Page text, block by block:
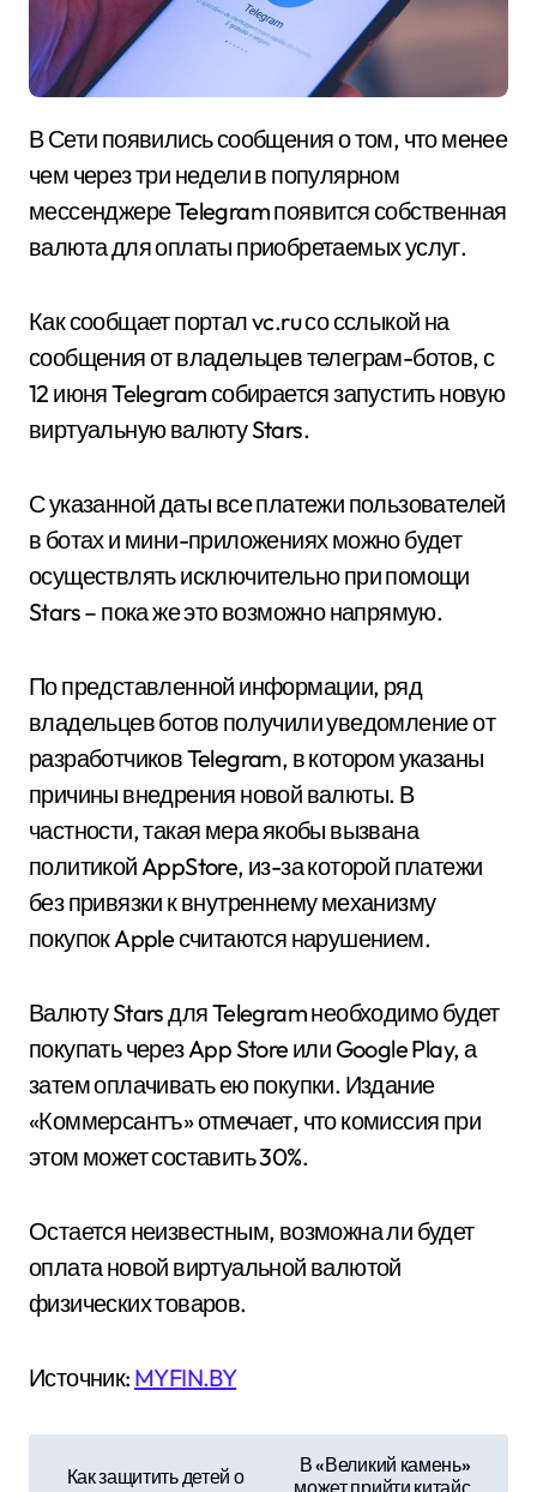
В Сети появились сообщения о том, что менее
чем через три недели в популярном
мессенджере Telegram появится собственная
валюта для оплаты приобретаемых услуг.
Как сообщает портал vc.ru со сслыкой на
сообщения от владельцев телеграм-ботов, с
12 июня Telegram собирается запустить новую
виртуальную валюту Stars.
С указанной даты все платежи пользователей
в ботах и мини-приложениях можно будет
осуществлять исключительно при помощи
Stars – пока же это возможно напрямую.
По представленной информации, ряд
владельцев ботов получили уведомление от
разработчиков Telegram, в котором указаны
причины внедрения новой валюты. В
частности, такая мера якобы вызвана
политикой AppStore, из-за которой платежи
без привязки к внутреннему механизму
покупок Apple считаются нарушением.
Валюту Stars для Telegram необходимо будет
покупать через App Store или Google Play, а
затем оплачивать ею покупки. Издание
«Коммерсантъ» отмечает, что комиссия при
этом может составить 30%.
Остается неизвестным, возможна ли будет
оплата новой виртуальной валютой
физических товаров.
Источник: MYFIN.BY
Как защитить детей о
В «Великий камень»